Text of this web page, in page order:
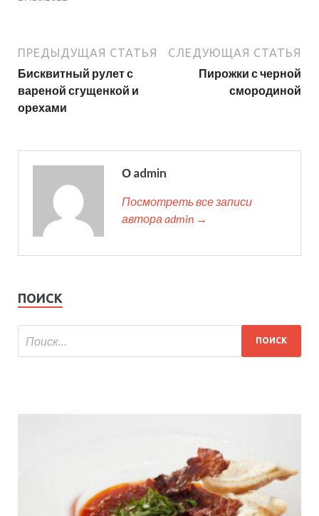
ПРЕДЫДУЩАЯ СТАТЬЯ
Бисквитный рулет с
вареной сгущенкой и
орехами
СЛЕДУЮЩАЯ СТАТЬЯ
Пирожки с черной
смородиной
О admin
Посмотреть все записи
автора admin →
ПОИСК